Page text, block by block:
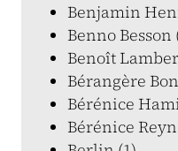
Benjamin
Benno Besson
Benoît
Bérangère
Bérénice
Bérénice